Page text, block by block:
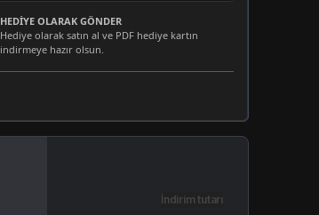
HEDIYE OLARAK GÖNDER
Hediye olarak satın al ve PDF hediye kartın
indirmeye hazır olsun.
İndirim tutarı